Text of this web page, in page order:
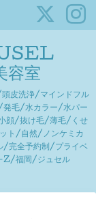
室
皮洗浄/マインドフル
毛/水カラー/水パー
顔/抜け毛/薄毛/くせ
ト/自然/ノンケミカ
/完全予約制/プライベ
福岡/ジュセル